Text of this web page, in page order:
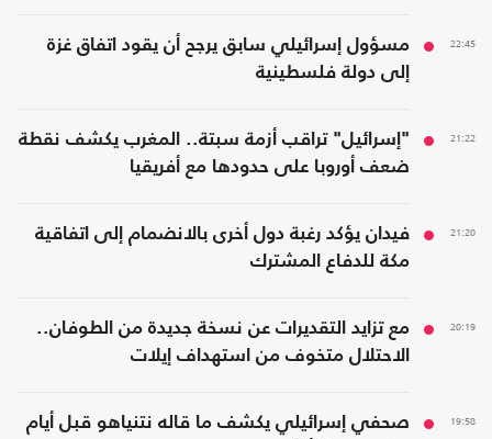
22:45
مسؤول إسرائيلي سابق يرجح أن يقود اتفاق غزة
إلى دولة فلسطينية
21:22
"إسرائيل" تراقب أزمة سبتة.. المغرب يكشف نقطة
ضعف أوروبا على حدودها مع أفريقيا
21:20
فيدان يؤكد رغبة دول أخرى بالانضمام إلى اتفاقية
مكة للدفاع المشترك
20:19
مع تزايد التقديرات عن نسخة جديدة من الطوفان..
الاحتلال متخوف من استهداف إيلات
19:58
صحفي إسرائيلي يكشف ما قاله نتنياهو قبل أيام